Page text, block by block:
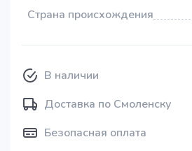
Страна происхождения
В наличии
Доставка по Смоленску
Безопасная оплата